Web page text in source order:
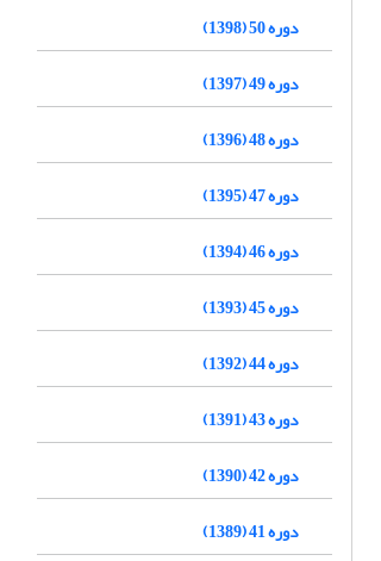
دوره 50 (1398)
دوره 49 (1397)
دوره 48 (1396)
دوره 47 (1395)
دوره 46 (1394)
دوره 45 (1393)
دوره 44 (1392)
دوره 43 (1391)
دوره 42 (1390)
دوره 41 (1389)